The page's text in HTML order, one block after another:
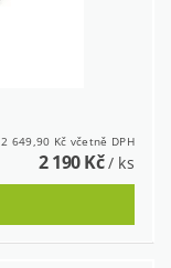
2 649,90 Kč včetně DPH
2 190 Kč/ ks